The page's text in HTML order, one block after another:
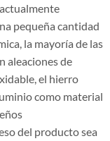
pequeña cantidad
la mayoría de las
aleaciones de
el hierro
como material
del producto sea